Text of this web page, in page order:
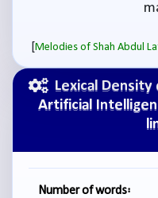
Lexical
Artificial
Number of words:
[Melodies of Shah Abdul